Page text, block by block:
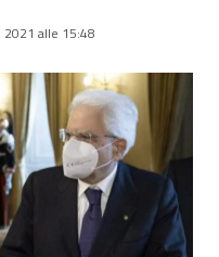
2021 alle 15:48